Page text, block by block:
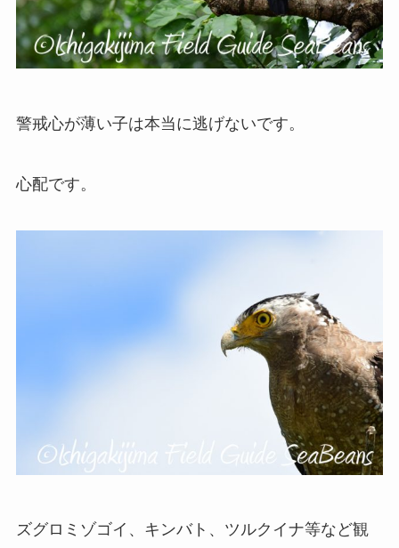
警戒心が薄い子は本当に逃げないです。
心配です。
ズグロミゾゴイ、キンバト、ツルクイナ等など観